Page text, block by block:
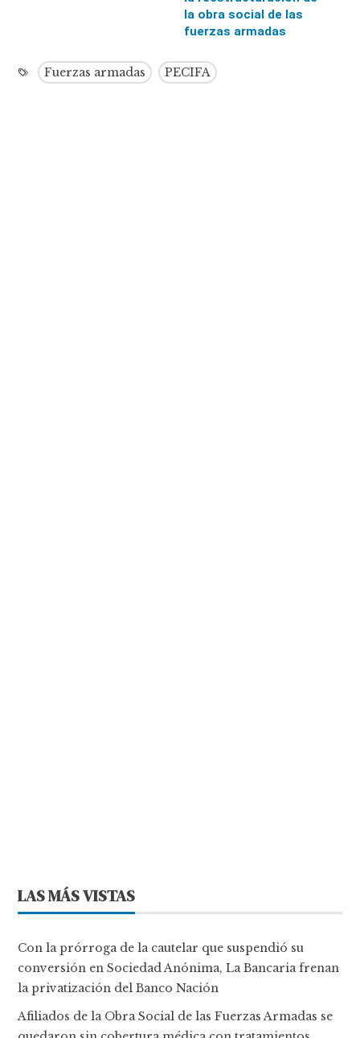
la obra social de las
fuerzas armadas
Fuerzas armadas PECIFA
LAS MÁS VISTAS
Con la prórroga de la cautelar que suspendió su
conversión en Sociedad Anónima, La Bancaria frenan
la privatización del Banco Nación
Afiliados de la Obra Social de las Fuerzas Armadas se